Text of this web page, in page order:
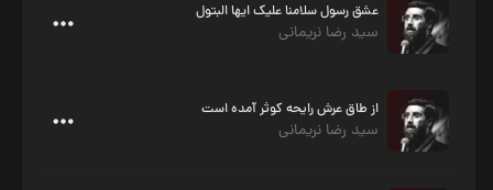
عشق رسول سلامنا علیک ایها البتول
سید رضا نریمانی
از طاق عرش رایحه کوثر آمده است
سید رضا نریمانی